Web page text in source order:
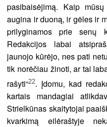
pasibaisėjimą. Kaip
augina ir duoną, ir gėles ir
prilyginamos prie senų
Redakcijos labai
jaunojo kūrėjo, nes pati
tik norėčiau žinoti, ar tai
rašyti“22. Įdomu, kad
kartais mandagiai
Strielkūnas skaitytojai
kvarkimą eilėraštyje